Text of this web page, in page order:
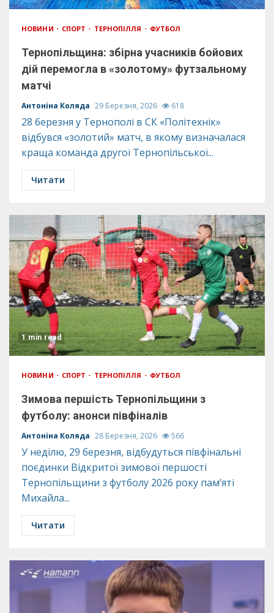
НОВИНИ СПОРТ ТЕРНОПІЛЛЯ ФУТБОЛ
Тернопільщина: збірна учасників бойових
дій перемогла в «золотому» футзальному
матчі
Антоніна Коляда 29 Березня, 2026 618
28 березня у Тернополі в СК «Політехнік»
відбувся «золотий» матч, в якому визначалася
краща команда другої Тернопільської...
Читати
1 min read
НОВИНИ СПОРТ ТЕРНОПІЛЛЯ ФУТБОЛ
Зимова першість Тернопільщини з
футболу: анонси півфіналів
Антоніна Коляда 28 Березня, 2026 566
У неділю, 29 березня, відбудуться півфінальні
поєдинки Відкритої зимової першості
Тернопільщини з футболу 2026 року пам’яті
Михайла...
Читати